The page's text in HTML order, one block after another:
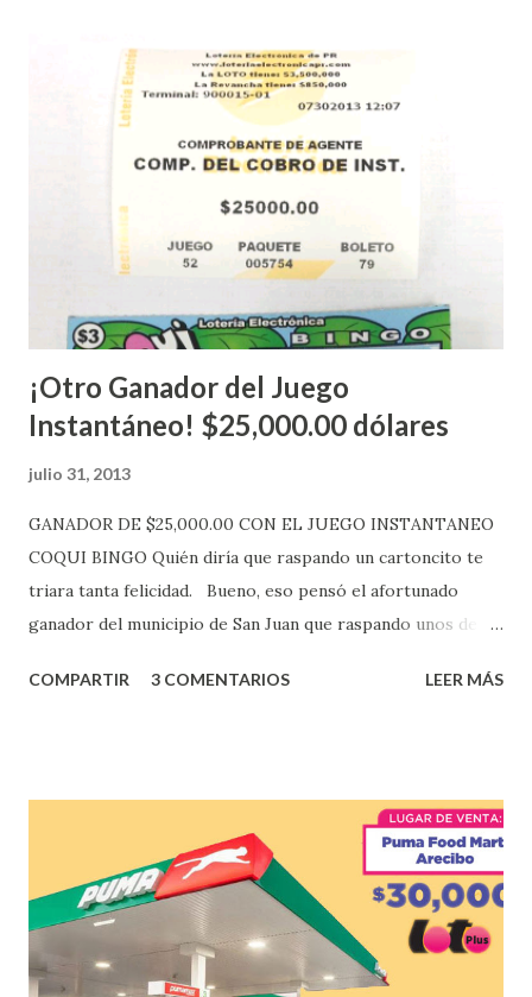
instantáneos”, indicó López. Sobre el sorteo de Powerball,
López explicó que el mismo se continuará realizando en los
Estados Unidos y los jugadores podrán conocer los
números ganadores del mismo a través de la página
aquellos con jugadas anticipadas de los sorteos locales (
Loto, Revancha, Pega 2, Pega 3 Pega 4 ) se les informará
Mientras, que l...
¡Otro Ganador del Juego
Instantáneo! $25,000.00 dólares
julio 31, 2013
GANADOR DE $25,000.00 CON EL JUEGO INSTANTANEO
COQUI BINGO Quién diría que raspando un cartoncito te
triara tanta felicidad. Bueno, eso pensó el afortunado
ganador del municipio de San Juan que raspando unos de
obtuvo un premio de $25,000,00 dólares. Este es el anuncio
ganador fue vendido en la farmacia Yarimar de la
Urbanización Las Lomas en el Municipio de San Juan
¡Enhorabuena que lo disfrute!
...
COMPARTIR 3 COMENTARIOS LEER MÁS